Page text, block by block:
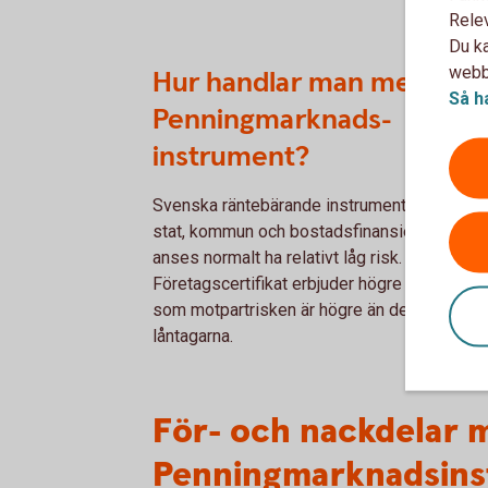
Hur handlar man med
Penningmarknads-
instrument?
Svenska räntebärande instrument utgivna av
stat, kommun och bostadsfinansieringsbolag
anses normalt ha relativt låg risk.
Företagscertifikat erbjuder högre ränta
som motpartrisken är högre än de
låntagarna.
För- och nackdelar
Du
Så